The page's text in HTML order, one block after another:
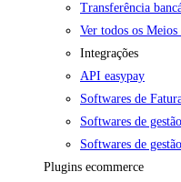
Transferência
Ver todos os Meios
Integrações
API easypay
Softwares de
Softwares de
Softwares de
Plugins ecommerce